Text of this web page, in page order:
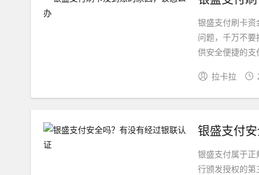
银盛支付刷卡资
问题，千万不
供安全便捷的
拉卡拉
银盛支付
银盛支付属于正
行颁发授权的